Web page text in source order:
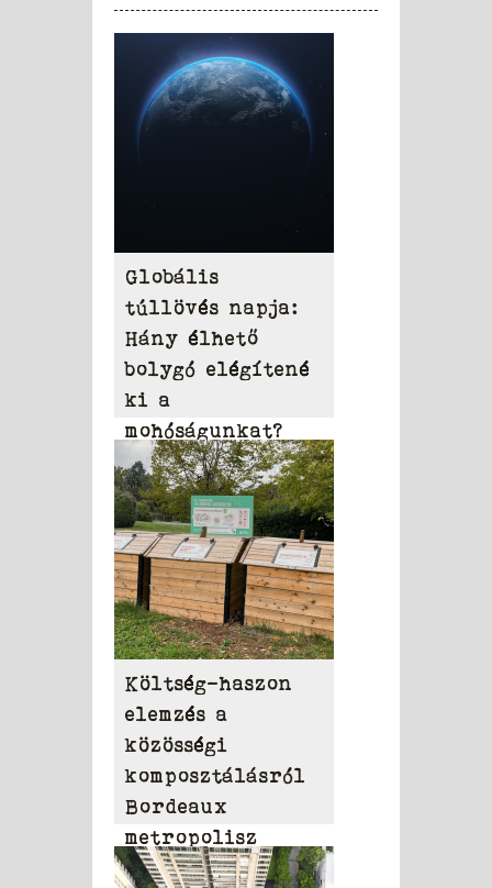
Globális
túllövés napja:
Hány élhető
bolygó elégítené
ki a
mohóságunkat?
Költség-haszon
elemzés a
közösségi
komposztálásról
Bordeaux
metropolisz
területén